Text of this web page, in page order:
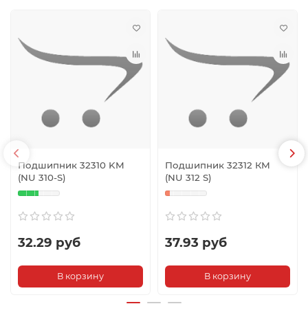
Подшипник 32310 KM
(NU 310-S)
32.29 руб
В корзину
Подшипник 32312 КМ
(NU 312 S)
37.93 руб
В корзину